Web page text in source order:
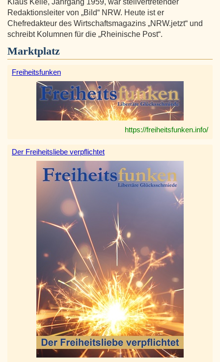
Klaus Kelle, Jahrgang 1959, war stellvertretender
Redaktionsleiter von „Bild“ NRW. Heute ist er
Chefredakteur des Wirtschaftsmagazins „NRW.jetzt“ und
schreibt Kolumnen für die „Rheinische Post“.
Marktplatz
Freiheitsfunken
https://freiheitsfunken.info/
Der Freiheitsliebe verpflichtet